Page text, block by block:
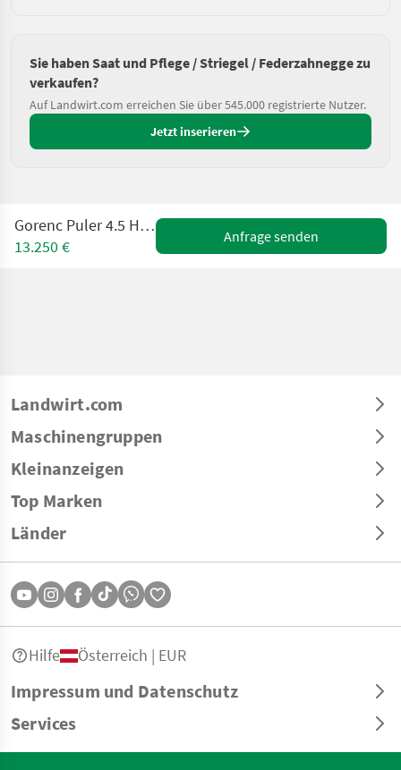
Sie haben Saat und Pflege / Striegel / Federzahnegge zu
verkaufen?
Auf Landwirt.com erreichen Sie über 545.000 registrierte Nutzer.
Jetzt inserieren
Gorenc Puler 4.5 H mit APV Sägerät
13.250 €
Anfrage senden
Landwirt.com
Maschinengruppen
Kleinanzeigen
Top Marken
Länder
Impressum und Datenschutz
Services
Hilfe Österreich | EUR